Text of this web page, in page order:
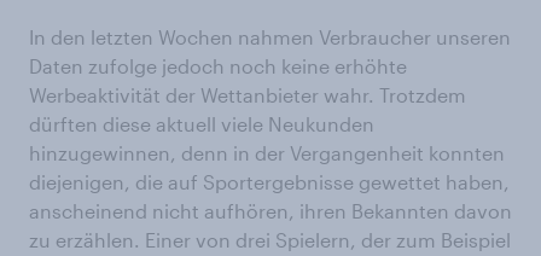
In den letzten Wochen nahmen Verbraucher unseren
Daten zufolge jedoch noch keine erhöhte
Werbeaktivität der Wettanbieter wahr. Trotzdem
dürften diese aktuell viele Neukunden
hinzugewinnen, denn in der Vergangenheit konnten
diejenigen, die auf Sportergebnisse gewettet haben,
anscheinend nicht aufhören, ihren Bekannten davon
zu erzählen. Einer von drei Spielern, der zum Beispiel